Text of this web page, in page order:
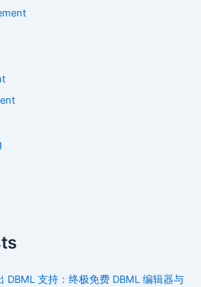
DBML 支持：终极免费 DBML 编辑器与